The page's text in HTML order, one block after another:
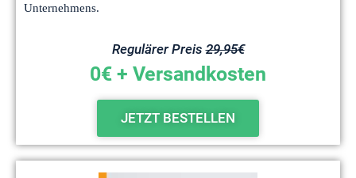
Unternehmens.
Regulärer Preis29,95€
0€ + Versandkosten
JETZT BESTELLEN